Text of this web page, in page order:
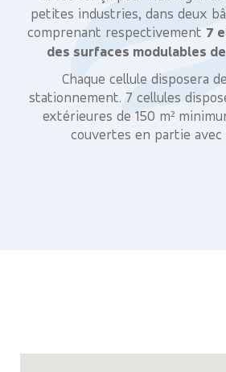
petites industries, dans deux
comprenant respectivement 7
des surfaces modulables de
Chaque cellule disposera
stationnement. 7 cellules
extérieures de 150 m²
couvertes en partie avec